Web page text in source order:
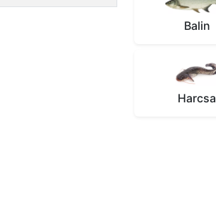
Balin
Harcsa